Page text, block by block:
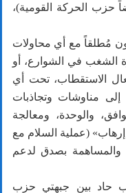
حزب الحركة القومية)،
مُطلقاً مع أي محاولات
الشغب في الشوارع، أو
الاستقطاب، تحت أي
إلى مناوشات وتجاذبات
والوحدة، ومعالجة
إرهاب» (عملية السلام مع
والمساهمة بصدق لدعم
حاد بين جبهتي حزب